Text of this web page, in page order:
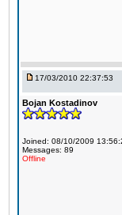
17/03/2010 22:37:53
Bojan Kostadinov
Joined: 08/10/2009
Messages: 89
Offline